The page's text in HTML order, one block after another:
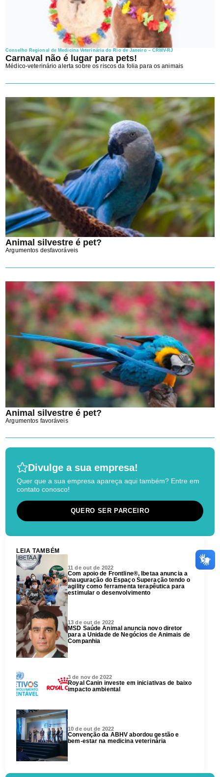
Conselho Regional de Medicina Veterinária do Rio de Janeiro – CRMV-RJ
Carnaval não é lugar para pets!
Médico-veterinário alerta sobre os riscos da folia para os animais
Animal silvestre é pet?
Argumentos desfavoráveis
Animal silvestre é pet?
Argumentos favoráveis
Divulge a sua empresa!
Quer que a sua empresa apareça aqui também? Entre em
contato conosco!
QUERO SER PARCEIRO
LEIA TAMBÉM
11 de out de 2022
Com apoio de Frontline®, Ibetaa anuncia a
inauguração do Espaço Superação tendo o
agility como ferramenta terapêutica para
estimular o desenvolvimento
13 de out de 2022
MSD Saúde Animal anuncia novo diretor
para a Unidade de Negócios de Animais de
Companhia
3 de nov de 2022
Royal Canin investe em iniciativas de baixo
impacto ambiental
10 de out de 2022
Convenção da ABHV abordou gestão e
bem-estar na medicina veterinária